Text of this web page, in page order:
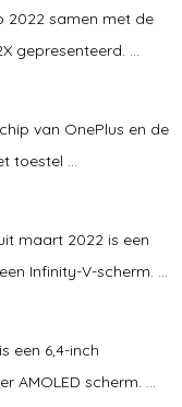
2022 samen met de
gepresenteerd. ...
van OnePlus en de
toestel ...
maart 2022 is een
Infinity-V-scherm. ...
een 6,4-inch
AMOLED scherm. ...